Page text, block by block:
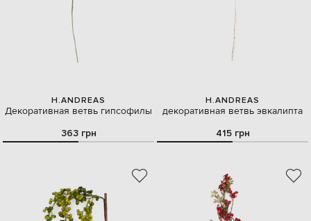
H.ANDREAS
Декоративная ветвь гипсофилы
363 грн
H.ANDREAS
декоративная ветвь эвкалипта
415 грн